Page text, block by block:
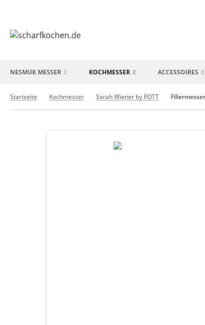
NESMUK MESSER KOCHMESSER ACCESSOIRES
Startseite Kochmesser Sarah Wiener by POTT